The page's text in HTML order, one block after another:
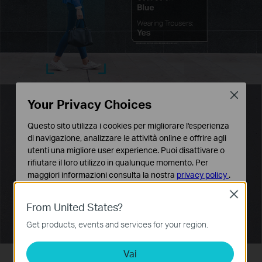
From United States?
Get products, events and services for your region.
Vai
Close
Your Privacy Choices
Questo sito utilizza i cookies per migliorare l'esperienza
di navigazione, analizzare le attività online e offrire agli
utenti una migliore user experience. Puoi disattivare o
rifiutare il loro utilizzo in qualunque momento. Per
maggiori informazioni consulta la nostra privacy policy .
Questi cookies sono necessari per il corretto
funzionamento del sito e non possono essere disattivati
nel tuo sistema.
Analytics e Marketing Cookies
Close